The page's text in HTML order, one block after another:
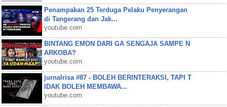
Penampakan 25 Terduga Pelaku Penyerangan
di Tangerang dan Jak...
youtube.com
BINTANG EMON DARI GA SENGAJA SAMPE N
ARKOBA?
youtube.com
jurnalrisa #87 - BOLEH BERINTERAKSI, TAPI T
IDAK BOLEH MEMBAWA...
youtube.com